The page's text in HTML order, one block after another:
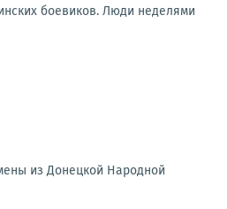
боевиков. Люди неделями
из Донецкой Народной